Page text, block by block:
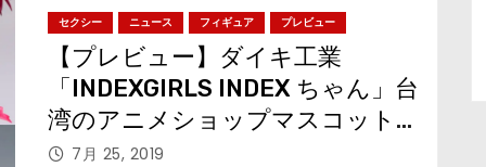
セクシー ニュース フィギュア プレビュー
【プレビュー】ダイキ工業
「INDEXGIRLS INDEX ちゃん」台
湾のアニメショップマスコットガ
ールをセクシーなフィギュアに！
7月 25, 2019